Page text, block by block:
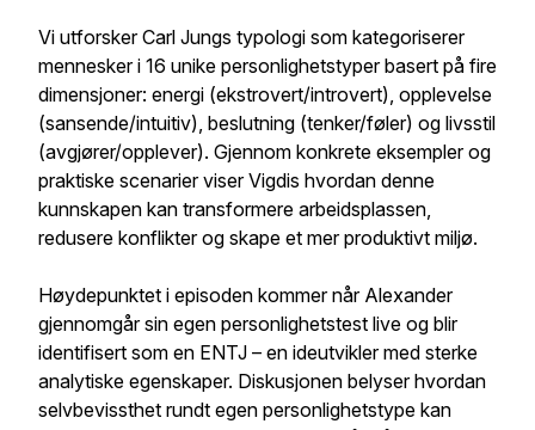
Vi utforsker Carl Jungs typologi som kategoriserer
mennesker i 16 unike personlighetstyper basert på fire
dimensjoner: energi (ekstrovert/introvert), opplevelse
(sansende/intuitiv), beslutning (tenker/føler) og livsstil
(avgjører/opplever). Gjennom konkrete eksempler og
praktiske scenarier viser Vigdis hvordan denne
kunnskapen kan transformere arbeidsplassen,
redusere konflikter og skape et mer produktivt miljø.
Høydepunktet i episoden kommer når Alexander
gjennomgår sin egen personlighetstest live og blir
identifisert som en ENTJ – en ideutvikler med sterke
analytiske egenskaper. Diskusjonen belyser hvordan
selvbevissthet rundt egen personlighetstype kan